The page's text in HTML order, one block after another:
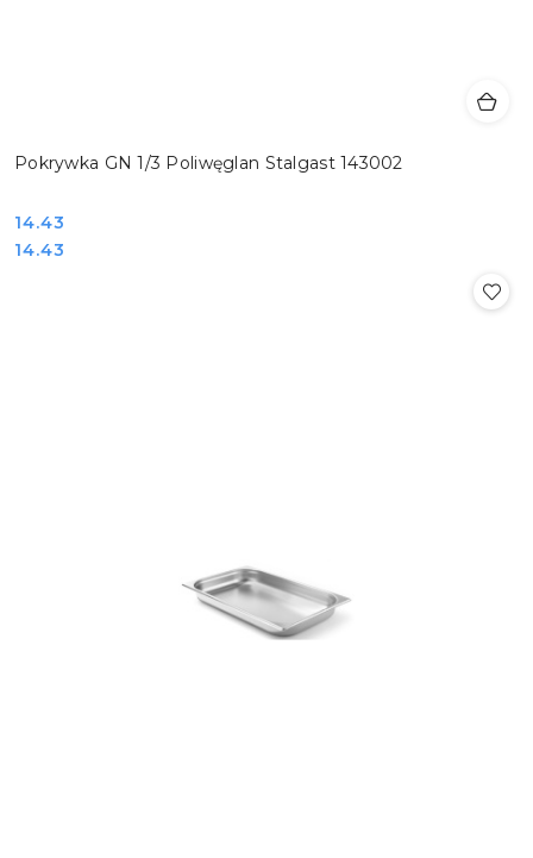
Pokrywka GN 1/3 Poliwęglan Stalgast 143002
Cena:
14.43
Cena:
14.43